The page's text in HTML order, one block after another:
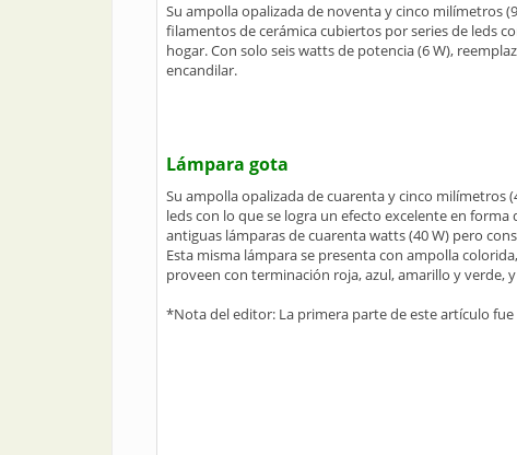
Su ampolla opalizada de noventa y cinco milímetros
filamentos de cerámica cubiertos por series de leds
hogar. Con solo seis watts de potencia (6 W),
encandilar.
Lámpara gota
Su ampolla opalizada de cuarenta y cinco
leds con lo que se logra un efecto excelente en
antiguas lámparas de cuarenta watts (40 W) pero
Esta misma lámpara se presenta con ampolla
proveen con terminación roja, azul, amarillo y verde,
*Nota del editor: La primera parte de este artículo fue